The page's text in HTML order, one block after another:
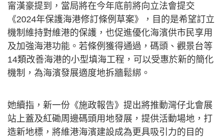
甯漢豪提到，當局將在今年底前將向立法會提交
《2024年保護海港修訂條例草案》，目的是希望訂立
機制維持對維港的保護，也促進優化海濱供市民享用
及加強海港功能。若條例獲得通過，碼頭、觀景台等
14類改善海港的小型填海工程，可以受惠於新的簡化
機制，為海濱發展適度地拆牆鬆綁。
她續指，新一份《施政報告》提出將推動灣仔北會展
站上蓋及紅磡周邊碼頭用地發展，提供活動場地，打
造新地標，將維港海濱建設成為更具吸引力的目的